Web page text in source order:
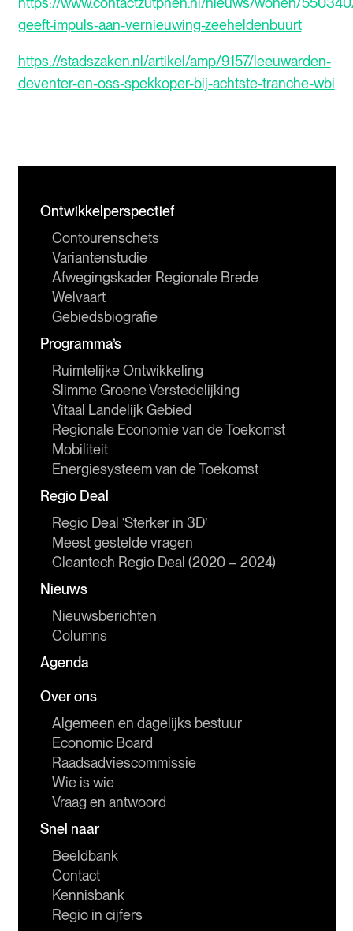
geeft-impuls-aan-vernieuwing-zeeheldenbuurt
https://stadszaken.nl/artikel/amp/9157/leeuwarden-
deventer-en-oss-spekkoper-bij-achtste-tranche-wbi
Ontwikkelperspectief
Contourenschets
Variantenstudie
Afwegingskader Regionale Brede
Welvaart
Gebiedsbiografie
Programma’s
Ruimtelijke Ontwikkeling
Slimme Groene Verstedelijking
Vitaal Landelijk Gebied
Regionale Economie van de Toekomst
Mobiliteit
Energiesysteem van de Toekomst
Regio Deal
Regio Deal ‘Sterker in 3D’
Meest gestelde vragen
Cleantech Regio Deal (2020 – 2024)
Nieuws
Nieuwsberichten
Columns
Agenda
Over ons
Algemeen en dagelijks bestuur
Economic Board
Raadsadviescommissie
Wie is wie
Vraag en antwoord
Snel naar
Beeldbank
Contact
Kennisbank
Regio in cijfers